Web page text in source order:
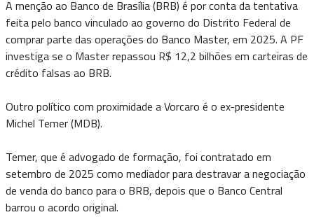
A menção ao Banco de Brasília (BRB) é por conta da tentativa
feita pelo banco vinculado ao governo do Distrito Federal de
comprar parte das operações do Banco Master, em 2025. A PF
investiga se o Master repassou R$ 12,2 bilhões em carteiras de
crédito falsas ao BRB.
Outro político com proximidade a Vorcaro é o ex-presidente
Michel Temer (MDB).
Temer, que é advogado de formação, foi contratado em
setembro de 2025 como mediador para destravar a negociação
de venda do banco para o BRB, depois que o Banco Central
barrou o acordo original.